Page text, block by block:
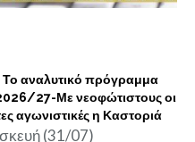
αναλυτικό πρόγραμμα
27-Με νεοφώτιστους οι
αγωνιστικές η Καστοριά
(31/07)